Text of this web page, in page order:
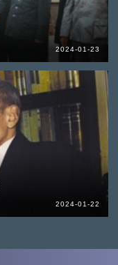
2024-01-23
2024-01-22